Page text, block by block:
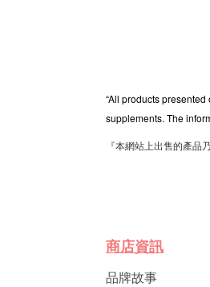
“All products
supplements. The
『本網站上出售的產
商店資訊
品牌故事